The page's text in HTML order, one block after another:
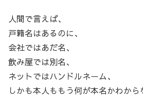
人間で言えば、
戸籍名はあるのに、
会社ではあだ名、
飲み屋では別名、
ネットではハンドルネーム、
しかも本人ももう何が本名かわから